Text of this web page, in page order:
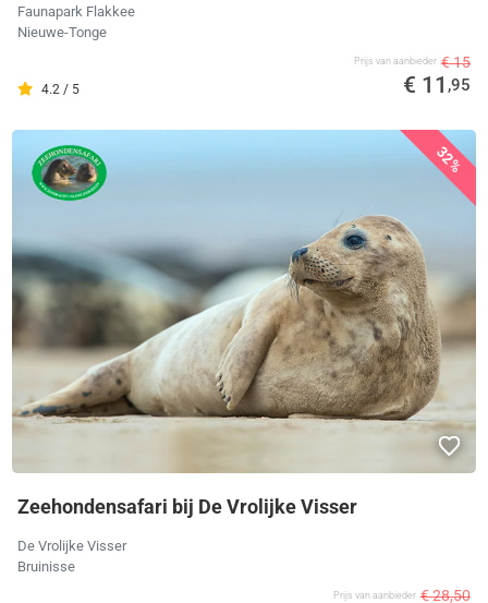
Faunapark Flakkee
Nieuwe-Tonge
4.2 / 5
Prijs van aanbieder € 15
€ 11 ,95
32%
Zeehondensafari bij De Vrolijke Visser
De Vrolijke Visser
Bruinisse
Prijs van aanbieder € 28,50